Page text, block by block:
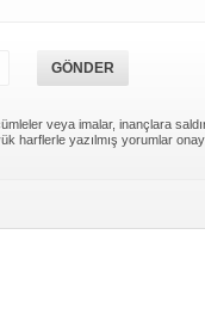
veya imalar, inançlara
harflerle yazılmış yorumlar